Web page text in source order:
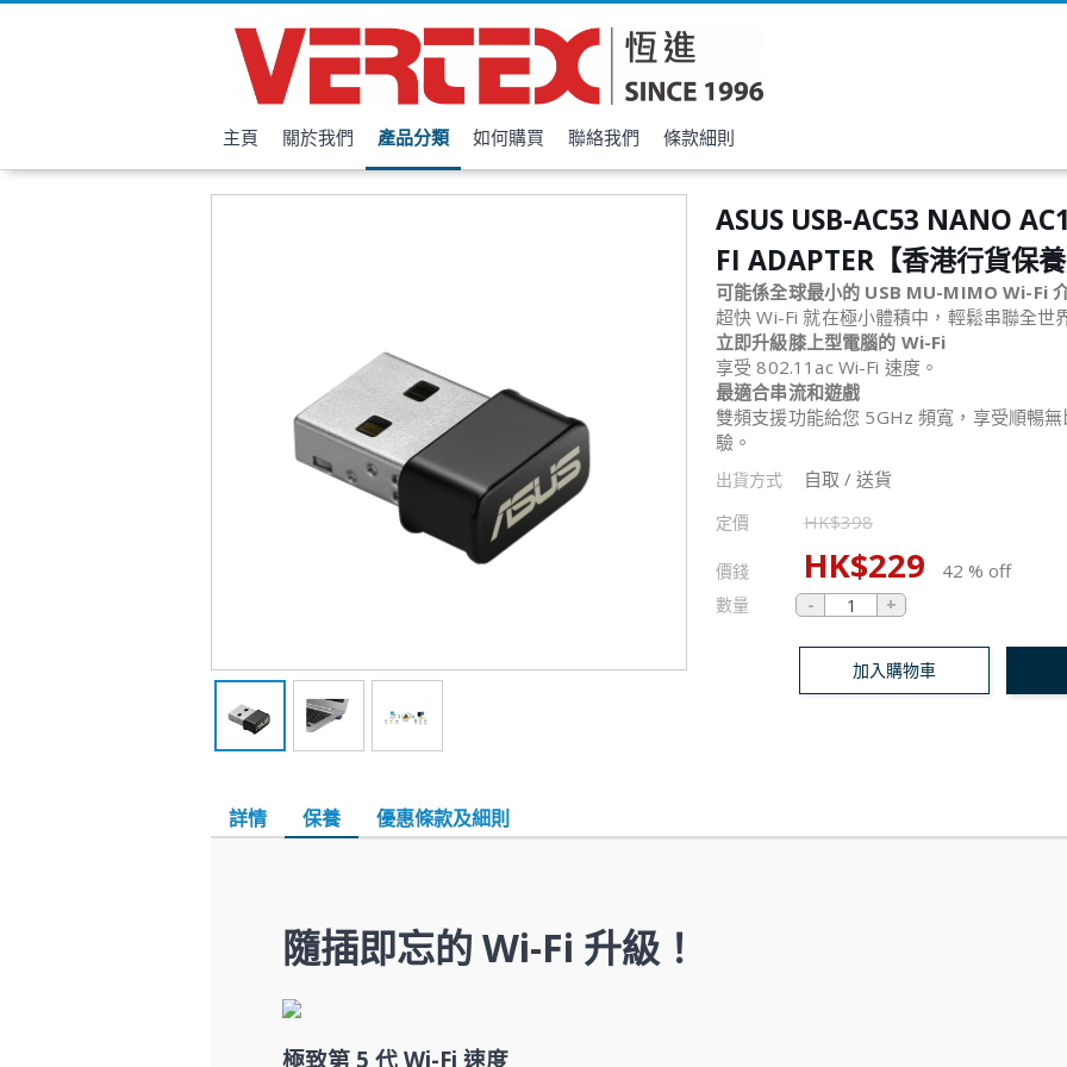
主頁 關於我們 產品分類 如何購買 聯絡我們 條款細則
ASUS USB-AC53 NANO
FI ADAPTER【香港行貨保養
可能係全球最小的 USB MU-MIMO Wi-Fi
超快 Wi-Fi 就在極小體積中，輕鬆串聯全世
立即升級膝上型電腦的 Wi-Fi
享受 802.11ac Wi-Fi 速度。
最適合串流和遊戲
雙頻支援功能給您 5GHz 頻寬，享受順暢
驗。
出貨方式 自取 / 送貨
定價 HK$398
價錢 HK$229 42 % off
數量
加入購物車
詳情 保養 優惠條款及細則
隨插即忘的 Wi-Fi 升級！
極致第 5 代 Wi-Fi 速度